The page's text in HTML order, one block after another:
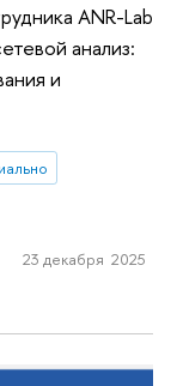
ANR-Lab
анализ:
и
23 декабря 2025